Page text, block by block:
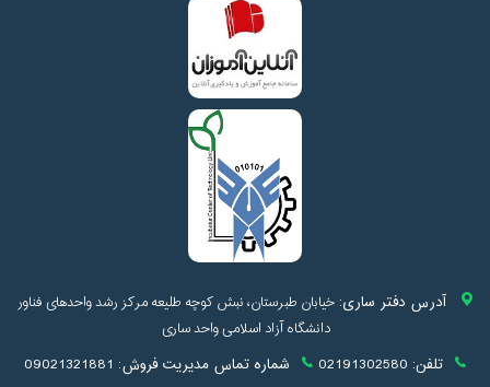
آدرس دفتر ساری:خیابان طبرستان، نبش کوچه طلیعه مرکز رشد واحدهای فناور
دانشگاه آزاد اسلامی واحد ساری
تلفن: 02191302580 شماره تماس مدیریت فروش: 09021321881